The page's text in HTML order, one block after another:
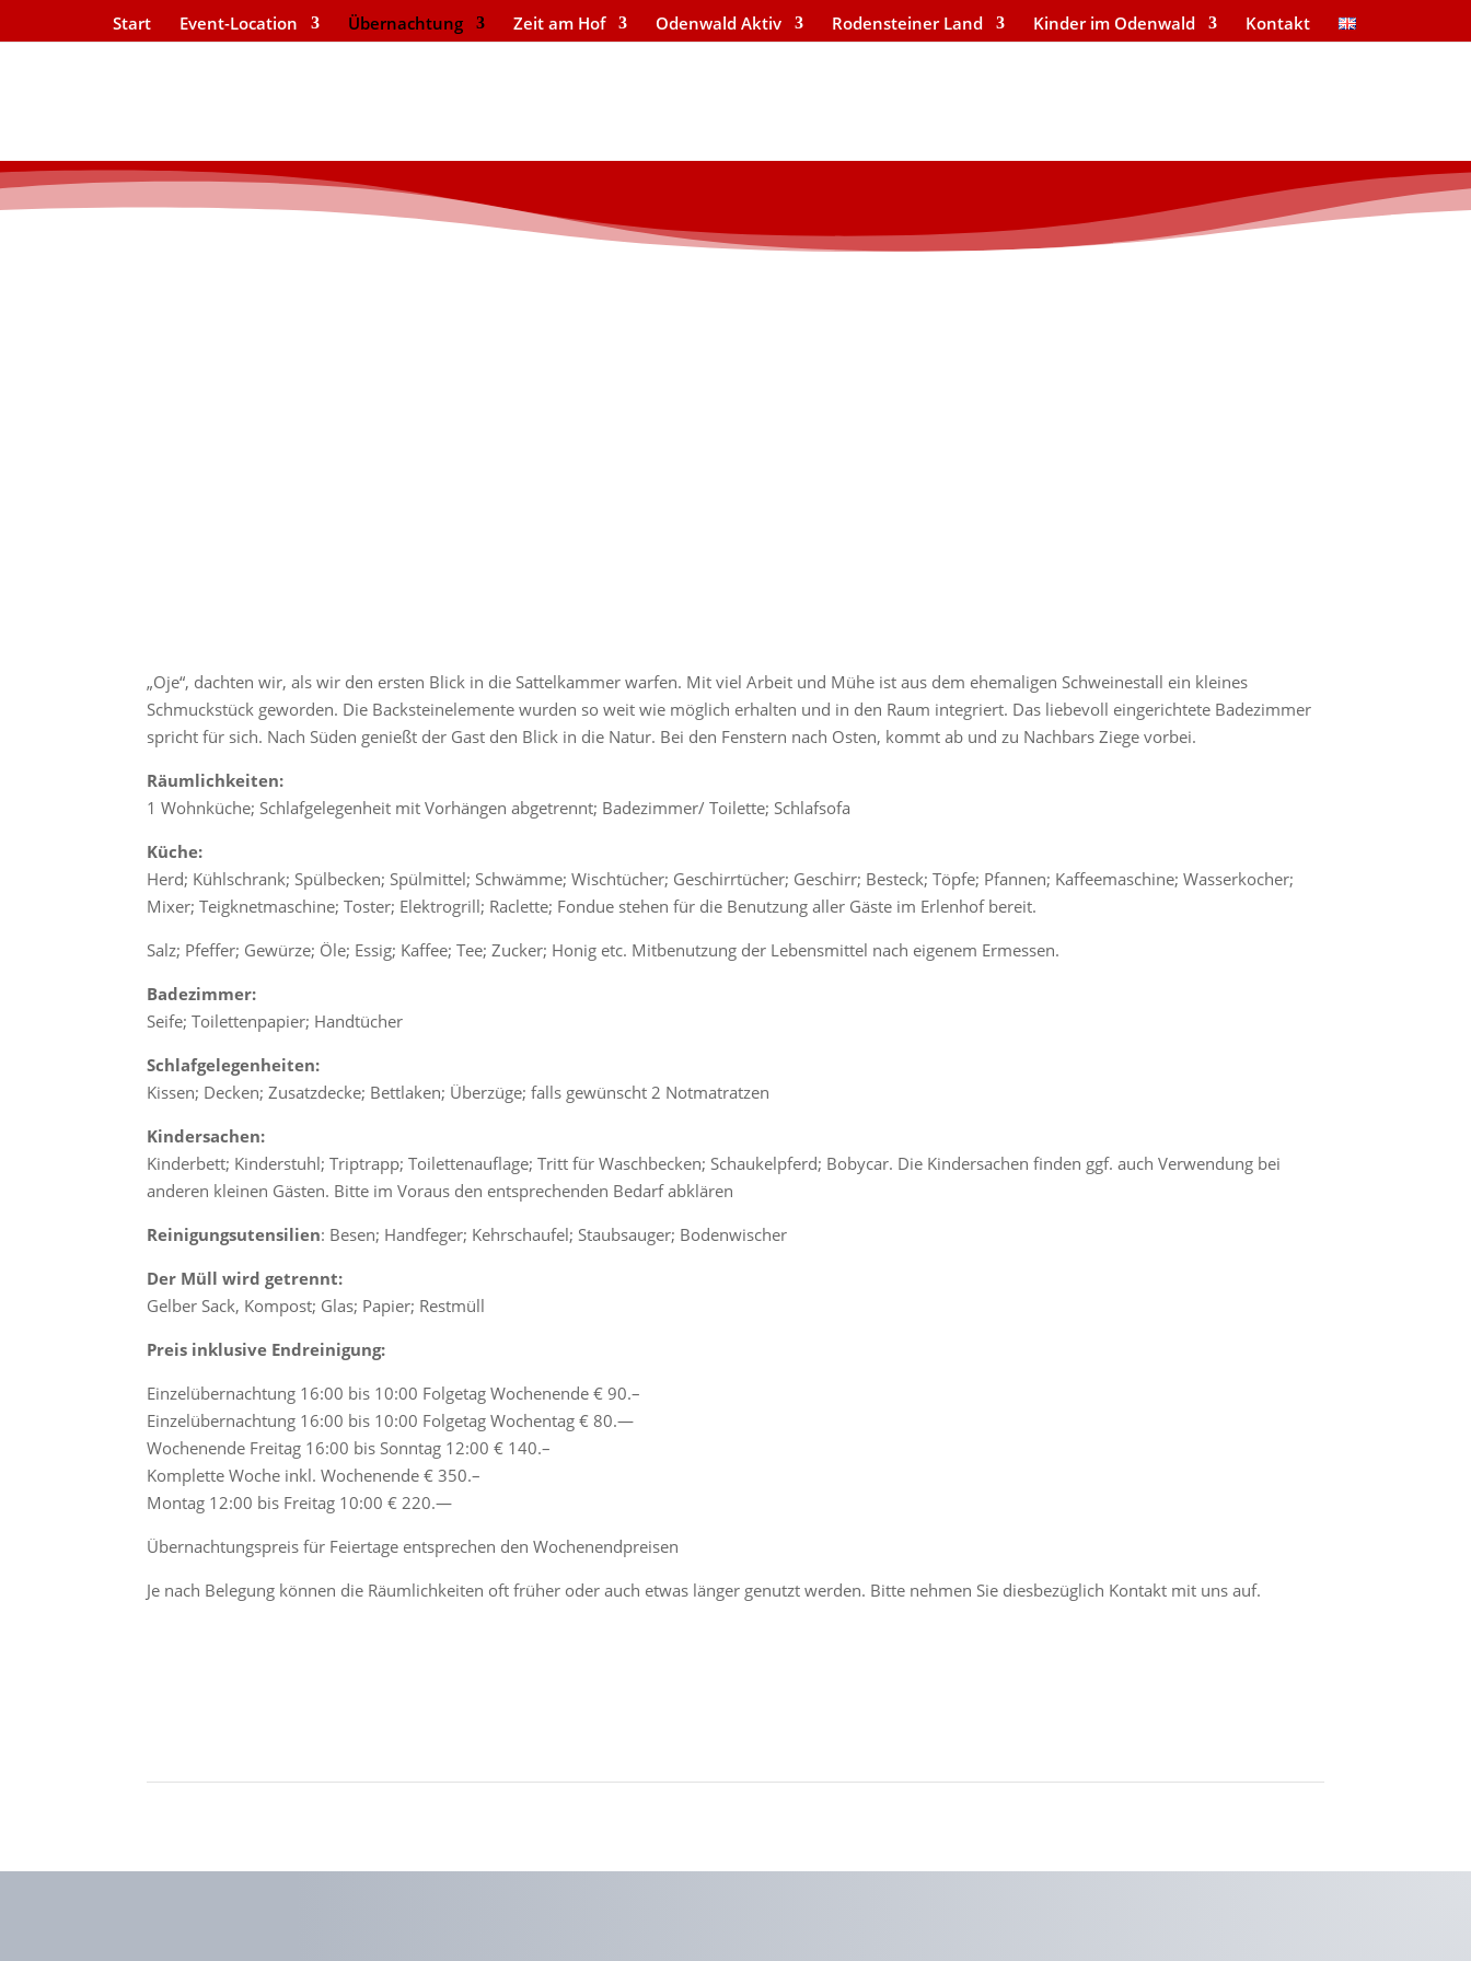
Start Event-Location Übernachtung Zeit am Hof Odenwald Aktiv Rodensteiner Land Kinder im Odenwald Kontakt
„Oje“, dachten wir, als wir den ersten Blick in die Sattelkammer warfen. Mit viel Arbeit und Mühe ist aus dem ehemaligen Schweinestall ein kleines
Schmuckstück geworden. Die Backsteinelemente wurden so weit wie möglich erhalten und in den Raum integriert. Das liebevoll eingerichtete Badezimmer
spricht für sich. Nach Süden genießt der Gast den Blick in die Natur. Bei den Fenstern nach Osten, kommt ab und zu Nachbars Ziege vorbei.
Räumlichkeiten:
1 Wohnküche; Schlafgelegenheit mit Vorhängen abgetrennt; Badezimmer/ Toilette; Schlafsofa
Küche:
Herd; Kühlschrank; Spülbecken; Spülmittel; Schwämme; Wischtücher; Geschirrtücher; Geschirr; Besteck; Töpfe; Pfannen; Kaffeemaschine; Wasserkocher;
Mixer; Teigknetmaschine; Toster; Elektrogrill; Raclette; Fondue stehen für die Benutzung aller Gäste im Erlenhof bereit.
Salz; Pfeffer; Gewürze; Öle; Essig; Kaffee; Tee; Zucker; Honig etc. Mitbenutzung der Lebensmittel nach eigenem Ermessen.
Badezimmer:
Seife; Toilettenpapier; Handtücher
Schlafgelegenheiten:
Kissen; Decken; Zusatzdecke; Bettlaken; Überzüge; falls gewünscht 2 Notmatratzen
Kindersachen:
Kinderbett; Kinderstuhl; Triptrapp; Toilettenauflage; Tritt für Waschbecken; Schaukelpferd; Bobycar. Die Kindersachen finden ggf. auch Verwendung bei
anderen kleinen Gästen. Bitte im Voraus den entsprechenden Bedarf abklären
Reinigungsutensilien: Besen; Handfeger; Kehrschaufel; Staubsauger; Bodenwischer
Der Müll wird getrennt:
Gelber Sack, Kompost; Glas; Papier; Restmüll
Preis inklusive Endreinigung:
Einzelübernachtung 16:00 bis 10:00 Folgetag Wochenende € 90.–
Einzelübernachtung 16:00 bis 10:00 Folgetag Wochentag € 80.—
Wochenende Freitag 16:00 bis Sonntag 12:00 € 140.–
Komplette Woche inkl. Wochenende € 350.–
Montag 12:00 bis Freitag 10:00 € 220.—
Übernachtungspreis für Feiertage entsprechen den Wochenendpreisen
Je nach Belegung können die Räumlichkeiten oft früher oder auch etwas länger genutzt werden. Bitte nehmen Sie diesbezüglich Kontakt mit uns auf.